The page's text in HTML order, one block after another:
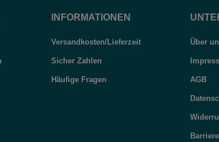
INFORMATIONEN
Versandkosten/Lieferzeit
Sicher Zahlen
Häufige Fragen
Über
AGB